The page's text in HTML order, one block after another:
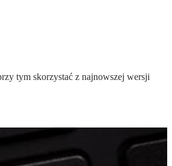
tym skorzystać z najnowszej wersji